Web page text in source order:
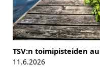
TSV:n toimipisteiden
11.6.2026